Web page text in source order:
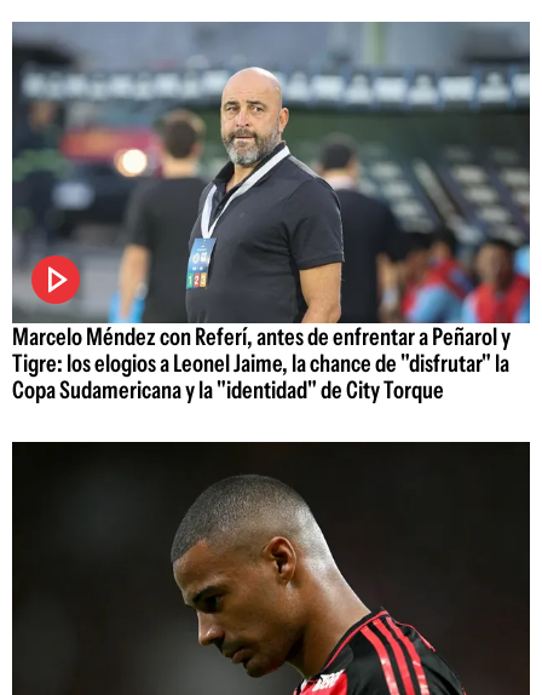
Marcelo Méndez con Referí, antes de enfrentar a Peñarol y
Tigre: los elogios a Leonel Jaime, la chance de "disfrutar" la
Copa Sudamericana y la "identidad" de City Torque